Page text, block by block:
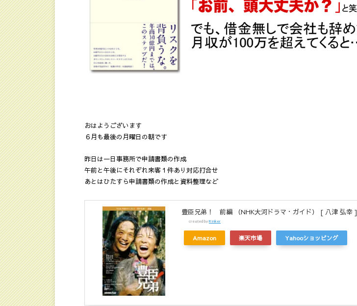
おはようございます
６月も最後の月曜日の朝です
昨日は一日事務所で申請書類の作成
午前と午後にそれぞれ来客１件あり対応打合せ
あとはひたすら申請書類の作成と資料整理など
豊臣兄弟！ 前編 （NHK大河ドラマ・ガイド） [ 八津 弘幸 ]
created byRinker
Amazon 楽天市場 Yahooショッピング